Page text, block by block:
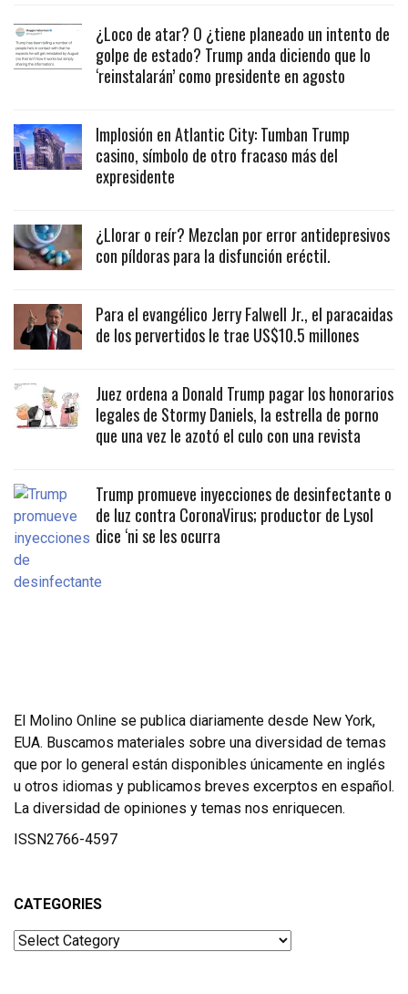
¿Loco de atar? O ¿tiene planeado un intento de
golpe de estado? Trump anda diciendo que lo
‘reinstalarán’ como presidente en agosto
Implosión en Atlantic City: Tumban Trump
casino, símbolo de otro fracaso más del
expresidente
¿Llorar o reír? Mezclan por error antidepresivos
con píldoras para la disfunción eréctil.
Para el evangélico Jerry Falwell Jr., el paracaidas
de los pervertidos le trae US$10.5 millones
Juez ordena a Donald Trump pagar los honorarios
legales de Stormy Daniels, la estrella de porno
que una vez le azotó el culo con una revista
Trump promueve inyecciones de desinfectante o
de luz contra CoronaVirus; productor de Lysol
dice ‘ni se les ocurra
El Molino Online se publica diariamente desde New York,
EUA. Buscamos materiales sobre una diversidad de temas
que por lo general están disponibles únicamente en inglés
u otros idiomas y publicamos breves excerptos en español.
La diversidad de opiniones y temas nos enriquecen.
ISSN2766-4597
CATEGORIES
Categories